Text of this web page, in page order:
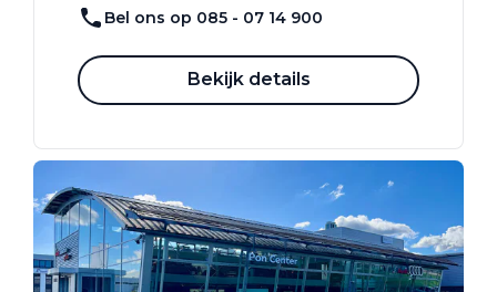
Bel ons op 085 - 07 14 900
Bekijk details